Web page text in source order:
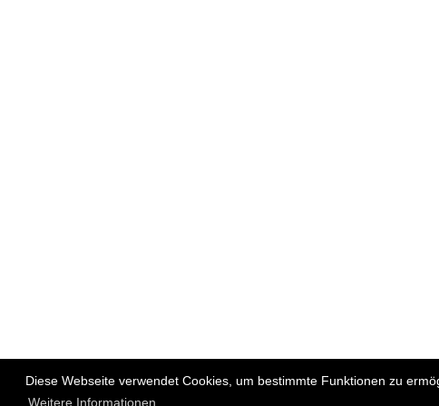
Diese Webseite verwendet Cookies, um bestimmte Funktionen zu
Weitere Informationen